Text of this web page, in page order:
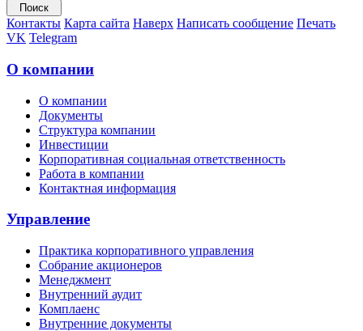
Контакты Карта сайта Наверх Написать сообщение Печать
VK Telegram
О компании
О компании
Документы
Структура компании
Инвестиции
Корпоративная социальная ответственность
Работа в компании
Контактная информация
Управление
Практика корпоративного управления
Собрание акционеров
Менеджмент
Внутренний аудит
Комплаенс
Внутренние документы